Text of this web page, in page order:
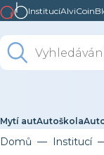
InstitucíAlviCoin
Mytí autAutoškola
Domů Institucí